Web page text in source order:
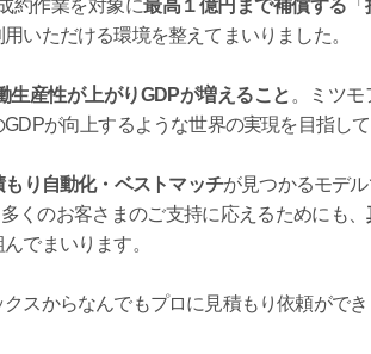
約作業を対象に最高１億円まで補償する 「
いただける環境を整えてまいりました。
生産性が上がりGDPが増えること 。ミツ
が向上するような世界の実現を目指して
もり自動化・ベストマッチが見つかるモデ
くのお客さまのご支持に応えるためにも、
でまいります。
スからなんでもプロに見積もり依頼ができ